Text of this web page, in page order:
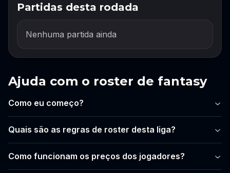
Faça login para montar seu
Faça login ou crie uma conta para começar
Login
Partidas desta rodada
Nenhuma partida ainda
Ajuda com o roster de fantasy
Como eu começo?
Quais são as regras de roster desta liga?
Como funcionam os preços dos jogadores?